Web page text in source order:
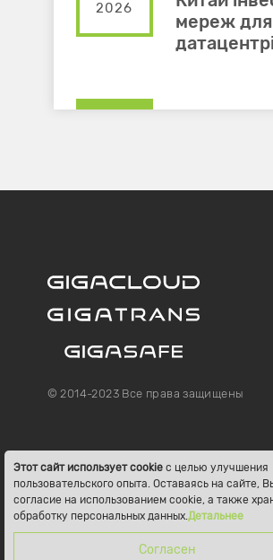
2026
мереж для
© 2014-2023 Все права защищены
Этот сайт использует cookie с целью улучшения
пользовательского опыта. Оставаясь на сайте,
согласие на использованием cookie, а также
обработку персональных данных.Детальнее
Согласен